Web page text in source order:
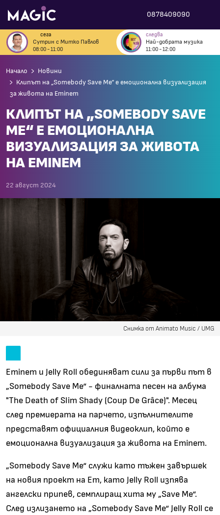
0878409090
сега
Сутрин с Митко Павлов
08:00 - 11:00
следва
Най-добрата музика
11:00 - 12:00
Начало
Новини
Клипът на „Somebody Save Me“ е емоционална визуализация
за живота на Eminem
КЛИПЪТ НА „SOMEBODY SAVE
ME“ Е ЕМОЦИОНАЛНА
ВИЗУАЛИЗАЦИЯ ЗА ЖИВОТА
НА EMINEM
22 август 2024
Снимка от Animato Music / UMG
Eminem и Jelly Roll обединяват сили за първи път в
„Somebody Save Me“ - финалната песен на албума
"The Death of Slim Shady (Coup De Grâce)". Месец
след премиерата на парчето, изпълнителите
представят официалния видеоклип, който е
емоционална визуализация за живота на Eminem.
„Somebody Save Me“ служи като тъжен завършек
на новия проект на Em, като Jelly Roll изпява
ангелски припев, семплиращ хита му „Save Me“.
След излизането на „Somebody Save Me“ Jelly Roll се